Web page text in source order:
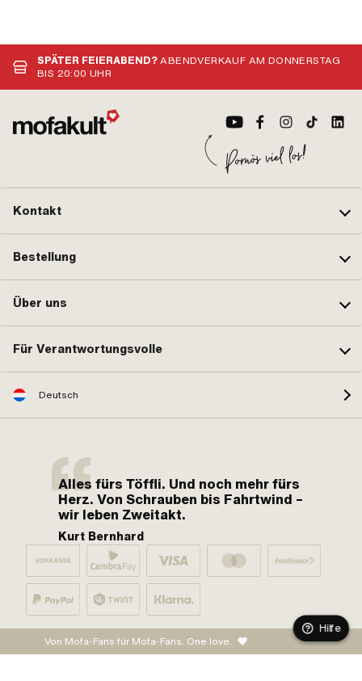
SPÄTER FEIERABEND?ABENDVERKAUF AM DONNERSTAG
BIS 20:00 UHR
Kontakt
Bestellung
Über uns
Für Verantwortungsvolle
Deutsch
Alles fürs Töffli. Und noch mehr fürs
Herz. Von Schrauben bis Fahrtwind –
wir leben Zweitakt.
Kurt Bernhard
Von Mofa-Fans für Mofa-Fans. One love.
Hilfe